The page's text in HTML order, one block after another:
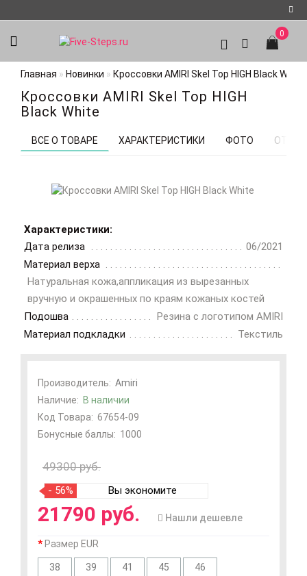
Регистрация
Авторизация
0
Главная Новинки Кроссовки AMIRI Skel Top HIGH Black White
Кроссовки AMIRI Skel Top HIGH
Black White
ВСЕ О ТОВАРЕ ХАРАКТЕРИСТИКИ ФОТО
Характеристики:
Дата релиза
06/2021
Материал верха
Натуральная кожа,аппликация из вырезанных
вручную и окрашенных по краям кожаных костей
Подошва
Резина с логотипом AMIRI
Материал подкладки
Текстиль
Производитель: Amiri
Наличие: В наличии
Код Товара: 67654-09
Бонусные баллы: 1000
49300 руб.
- 56% Вы экономите
21790 руб. Нашли дешевле
Размер EUR
38 39 41 45 46